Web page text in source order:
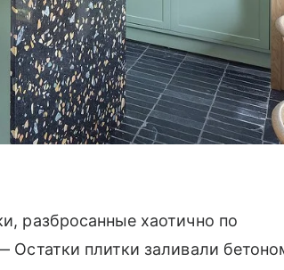
разбросанные хаотично по
плитки заливали